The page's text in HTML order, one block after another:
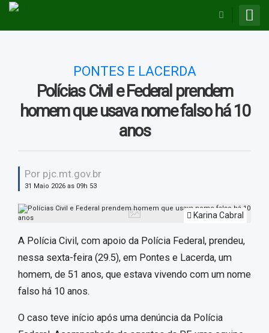
PONTES E LACERDA
Polícias Civil e Federal prendem
homem que usava nome falso há 10
anos
Por pjc.mt.gov.br
31 Maio 2026 as 09h 53
Karina Cabral
A Polícia Civil, com apoio da Polícia Federal, prendeu,
nessa sexta-feira (29.5), em Pontes e Lacerda, um
homem, de 51 anos, que estava vivendo com um nome
falso há 10 anos.
O caso teve início após uma denúncia da Polícia